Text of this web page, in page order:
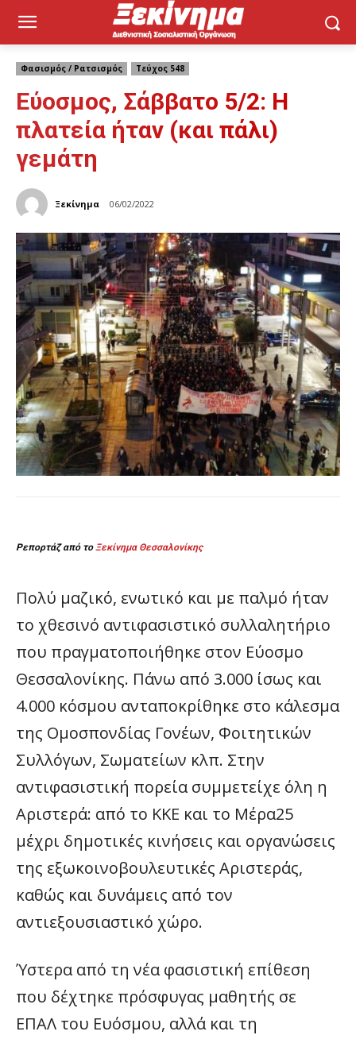
Φασισμός / Ρατσισμός Τεύχος 548
Εύοσμος, Σάββατο 5/2: Η
πλατεία ήταν (και πάλι)
γεμάτη
Ξεκίνημα 06/02/2022
Ρεπορτάζ από τοΞεκίνημα Θεσσαλονίκης
Πολύ μαζικό, ενωτικό και με παλμό ήταν
το χθεσινό αντιφασιστικό συλλαλητήριο
που πραγματοποιήθηκε στον Εύοσμο
Θεσσαλονίκης. Πάνω από 3.000 ίσως και
4.000 κόσμου ανταποκρίθηκε στο κάλεσμα
της Ομοσπονδίας Γονέων, Φοιτητικών
Συλλόγων, Σωματείων κλπ. Στην
αντιφασιστική πορεία συμμετείχε όλη η
Αριστερά: από το ΚΚΕ και το Μέρα25
μέχρι δημοτικές κινήσεις και οργανώσεις
της εξωκοινοβουλευτικές Αριστεράς,
καθώς και δυνάμεις από τον
αντιεξουσιαστικό χώρο.
Ύστερα από τη νέα φασιστική επίθεση
που δέχτηκε πρόσφυγας μαθητής σε
ΕΠΑΛ του Ευόσμου, αλλά και τη